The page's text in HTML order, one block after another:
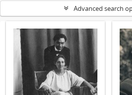
Advanced search